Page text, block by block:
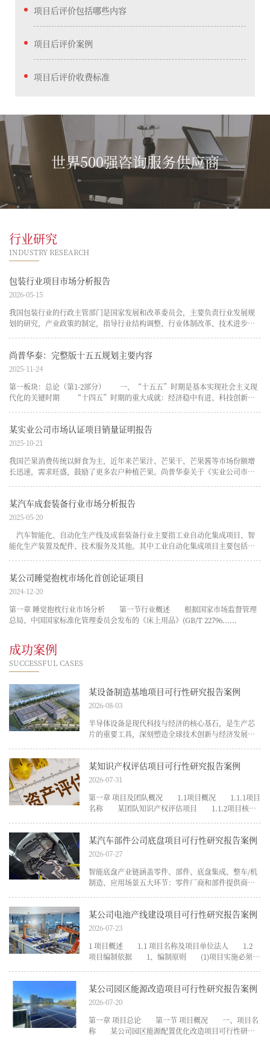
项目后评价包括哪些内容
项目后评价案例
项目后评价收费标准
世界500强咨询服务供应商
行业研究
INDUSTRY RESEARCH
包装行业项目市场分析报告
2026-05-15
我国包装行业的行政主管部门是国家发展和改革委员会，主要负责行业发展规
划的研究，产业政策的制定，指导行业结构调整、行业体制改革、技术进步和
尚普华泰：完整版十五五规划主要内容
2025-11-24
第一板块：总论（第1-2部分） 一、“十五五”时期是基本实现社会主义现
代化的关键时期 “十四五”时期的重大成就：经济稳中有进、科技创新
某实业公司市场认证项目销量证明报告
2025-10-21
我国芒果消费传统以鲜食为主，近年来芒果汁、芒果干、芒果酱等市场份额增
长迅速，需求旺盛，鼓励了更多农户种植芒果。尚普华泰关于《实业公司市场
某汽车成套装备行业市场分析报告
2025-05-20
汽车智能化、自动化生产线及成套装备行业主要指工业自动化集成项目、智
能化生产装置及配件、技术服务及其他。其中工业自动化集成项目主要包括汽
某公司睡觉抱枕市场化首创论证项目
2024-12-20
第一章 睡觉抱枕行业市场分析 第一节行业概述 根据国家市场监督管理
总局、中国国家标准化管理委员会发布的《床上用品》(GB/T 22796......
成功案例
SUCCESSFUL CASES
某设备制造基地项目可行性研究报告案例
2026-08-03
半导体设备是现代科技与经济的核心基石，是生产芯
片的重要工具，深刻塑造全球技术创新与经济发展的
而带动芯片性能持续提升，成本下降，以满足数位经
济时代对芯片产品的需
某知识产权评估项目可行性研究报告案例
2026-07-31
第一章 项目及团队概况 1.1项目概况 1.1.1项目
名称 某团队知识产权评估项目 1.1.2项目核心
数字化转型与数字经济健康发展的重大需求，蕴含着
数
某汽车部件公司底盘项目可行性研究报告案例
2026-07-27
智能底盘产业链涵盖零件、部件、底盘集成、整车/机
制造、应用场景五大环节：零件厂商和部件提供商提
除了满足高端车型对极致操控与舒适性的追求外，智
能底盘更是
某公司电池产线建设项目可行性研究报告案例
2026-07-23
1 项目概述 1.1 项目名称及项目单位法人 1.2
项目编制依据 1、编制原则 (1)项目实施必须遵
实事求是的态度，公正、客观地反映本项目实施的实
某公司园区能源改造项目可行性研究报告案例
2026-07-20
第一章 项目总论 第一节 项目概况 一、项目名
称 某公司园区能源配置优化改造项目可行性研究